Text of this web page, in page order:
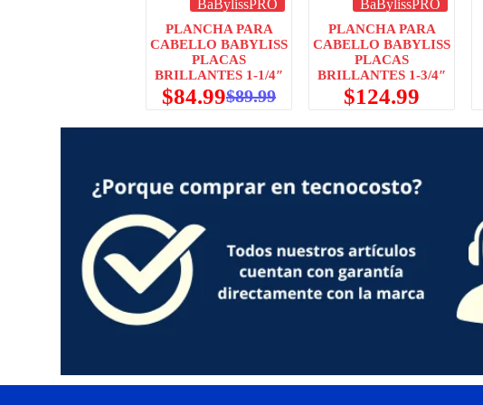
BaBylissPRO
PLANCHA PARA
CABELLO BABYLISS
PLACAS
BRILLANTES 1-1/4″
$89.99
$84.99
BaBylissPRO
PLANCHA PARA
CABELLO BABYLISS
PLACAS
BRILLANTES 1-3/4″
$124.99